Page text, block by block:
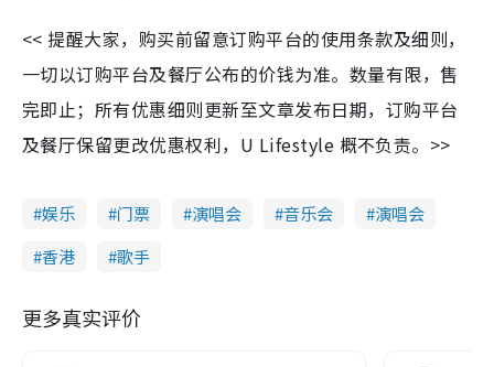
<< 提醒大家，购买前留意订购平台的使用条款及细则，
一切以订购平台及餐厅公布的价钱为准。数量有限，售
完即止；所有优惠细则更新至文章发布日期，订购平台
及餐厅保留更改优惠权利，U Lifestyle 概不负责。>>
娱乐 门票 演唱会 音乐会
演唱会
香港
歌手
更多真实评价